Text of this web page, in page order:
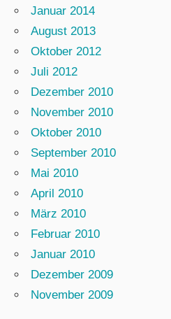
Januar 2014
August 2013
Oktober 2012
Juli 2012
Dezember 2010
November 2010
Oktober 2010
September 2010
Mai 2010
April 2010
März 2010
Februar 2010
Januar 2010
Dezember 2009
November 2009